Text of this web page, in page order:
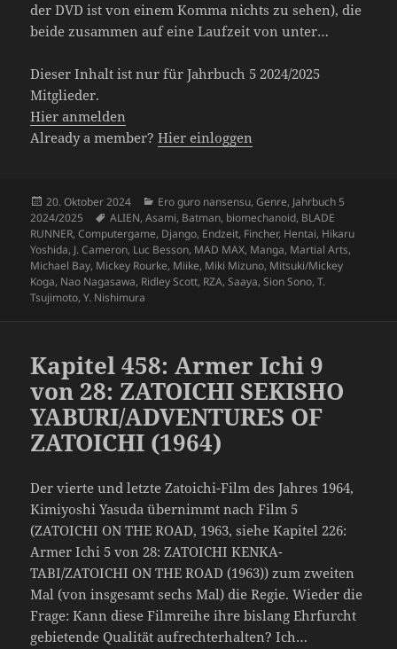
der DVD ist von einem Komma nichts zu sehen), die
beide zusammen auf eine Laufzeit von unter…
Dieser Inhalt ist nur für Jahrbuch 5 2024/2025
Mitglieder.
Hier anmelden
Already a member?Hier einloggen
Veröffentlicht
am
20. Oktober 2024 Kategorien
Ero guro nansensu,Genre, Jahrbuch 5
2024/2025
Schlagwörter
ALIEN,Asami, Batman, biomechanoid, BLADE
RUNNER,Computergame, Django, Endzeit, Fincher, Hentai, Hikaru
Yoshida, J. Cameron, Luc Besson, MAD MAX, Manga, Martial Arts,
Michael Bay, Mickey Rourke, Miike, Miki Mizuno, Mitsuki/Mickey
Koga, Nao Nagasawa, Ridley Scott, RZA,Saaya,Sion Sono,T.
Tsujimoto,Y. Nishimura
Kapitel 458: Armer Ichi 9
von 28: ZATOICHI SEKISHO
YABURI/ADVENTURES OF
ZATOICHI (1964)
Der vierte und letzte Zatoichi-Film des Jahres 1964,
Kimiyoshi Yasuda übernimmt nach Film 5
(ZATOICHI ON THE ROAD, 1963, siehe Kapitel 226:
Armer Ichi 5 von 28: ZATOICHI KENKA-
TABI/ZATOICHI ON THE ROAD (1963)) zum zweiten
Mal (von insgesamt sechs Mal) die Regie. Wieder die
Frage: Kann diese Filmreihe ihre bislang Ehrfurcht
gebietende Qualität aufrechterhalten? Ich…